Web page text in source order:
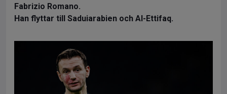
Fabrizio Romano.
Han flyttar till Saduiarabien och Al-Ettifaq.